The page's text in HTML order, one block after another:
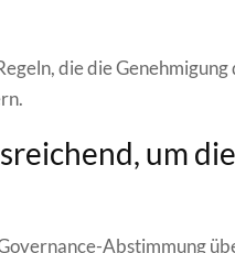
die die
um
Abstimmung